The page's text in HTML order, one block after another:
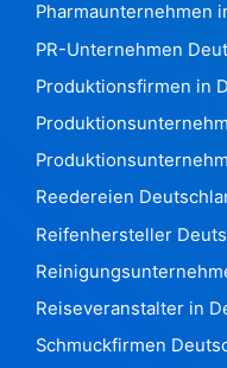
Montenegro
Marokko 480.143
Mosambik 1.567
Myanmar90
Nauru7
Nepal2.059
Niederlande
New Zealand
Niger385
Nigeria 12.993
Pharmaunternehmen
PR-Unternehmen
Produktionsfirmen in
Reedereien
Reifenhersteller
Reiseveranstalter in
Schmuckfirmen